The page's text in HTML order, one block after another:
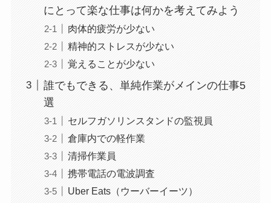
にとって楽な仕事は何かを考えてみよう
肉体的疲労が少ない
精神的ストレスが少ない
覚えることが少ない
誰でもできる、単純作業がメインの仕事5
選
セルフガソリンスタンドの監視員
倉庫内での軽作業
清掃作業員
携帯電話の電波調査
Uber Eats（ウーバーイーツ）